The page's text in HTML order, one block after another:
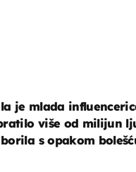
je mlada
više od milijun
s opakom